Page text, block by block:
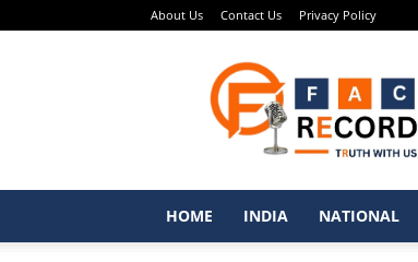
About Us Contact Us Privacy Policy
Recorder
–
Punjabi
News
Portal
HOME
INDIA NATIONAL